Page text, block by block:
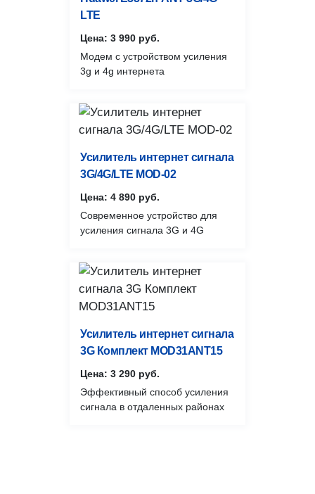
LTE
Цена: 3 990 руб.
Модем с устройством усиления
3g и 4g интернета
Усилитель интернет сигнала
3G/4G/LTE MOD-02
Цена: 4 890 руб.
Современное устройство для
усиления сигнала 3G и 4G
Усилитель интернет сигнала
3G Комплект MOD31ANT15
Цена: 3 290 руб.
Эффективный способ усиления
сигнала в отдаленных районах